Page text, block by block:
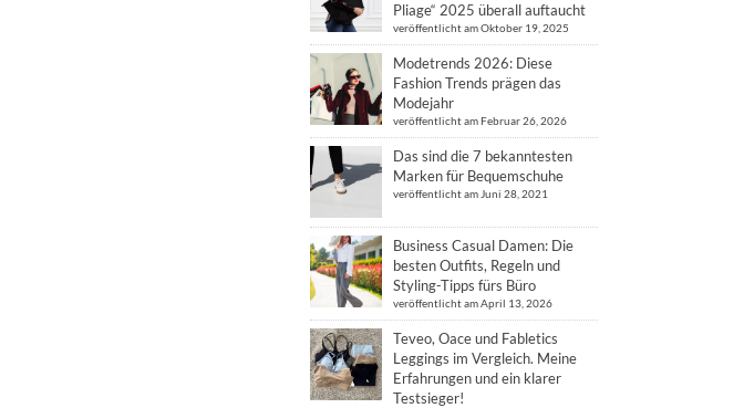
Pliage“ 2025 überall auftaucht
veröffentlicht am Oktober 19, 2025
Modetrends 2026: Diese
Fashion Trends prägen das
Modejahr
veröffentlicht am Februar 26, 2026
Das sind die 7 bekanntesten
Marken für Bequemschuhe
veröffentlicht am Juni 28, 2021
Business Casual Damen: Die
besten Outfits, Regeln und
Styling-Tipps fürs Büro
veröffentlicht am April 13, 2026
Teveo, Oace und Fabletics
Leggings im Vergleich. Meine
Erfahrungen und ein klarer
Testsieger!